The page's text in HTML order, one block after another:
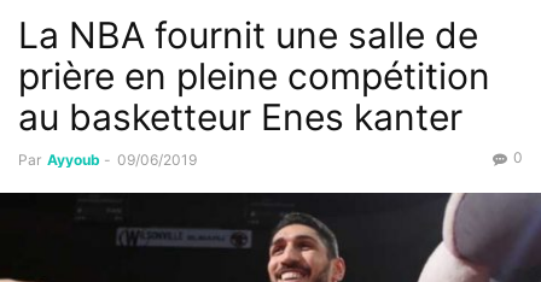
La NBA fournit une salle de
prière en pleine compétition
au basketteur Enes kanter
Par Ayyoub - 09/06/2019 0